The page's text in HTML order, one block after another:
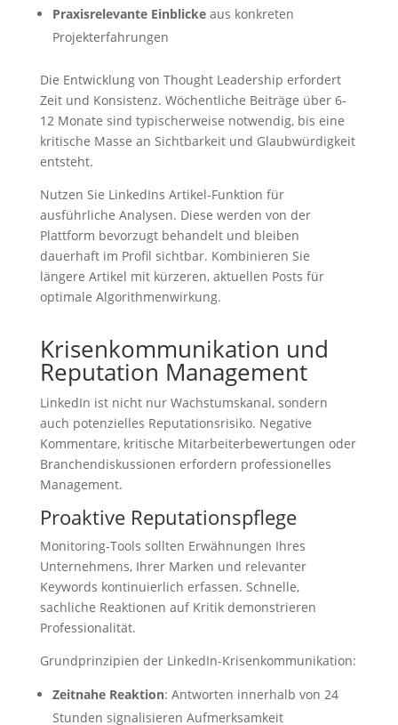
Praxisrelevante Einblickeaus konkreten
Projekterfahrungen
Die Entwicklung von Thought Leadership erfordert
Zeit und Konsistenz. Wöchentliche Beiträge über 6-
12 Monate sind typischerweise notwendig, bis eine
kritische Masse an Sichtbarkeit und Glaubwürdigkeit
entsteht.
Nutzen Sie LinkedIns Artikel-Funktion für
ausführliche Analysen. Diese werden von der
Plattform bevorzugt behandelt und bleiben
dauerhaft im Profil sichtbar. Kombinieren Sie
längere Artikel mit kürzeren, aktuellen Posts für
optimale Algorithmenwirkung.
Krisenkommunikation und
Reputation Management
LinkedIn ist nicht nur Wachstumskanal, sondern
auch potenzielles Reputationsrisiko. Negative
Kommentare, kritische Mitarbeiterbewertungen oder
Branchendiskussionen erfordern professionelles
Management.
Proaktive Reputationspflege
Monitoring-Tools sollten Erwähnungen Ihres
Unternehmens, Ihrer Marken und relevanter
Keywords kontinuierlich erfassen. Schnelle,
sachliche Reaktionen auf Kritik demonstrieren
Professionalität.
Grundprinzipien der LinkedIn-Krisenkommunikation:
Zeitnahe Reaktion: Antworten innerhalb von 24
Stunden signalisieren Aufmerksamkeit